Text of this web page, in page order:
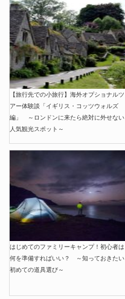
【旅行先での小旅行】海外オプショナルツ
アー体験談「イギリス・コッツウォルズ
編」 ～ロンドンに来たら絶対に外せない
人気観光スポット～
はじめてのファミリーキャンプ！初心者は
何を準備すればいい？ ～知っておきたい
初めての道具選び～